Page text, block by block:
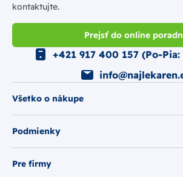
kontaktujte.
Prejsť do online
Všetko o nákupe
Podmienky
Pre firmy
+421 917 400 157 (Po-